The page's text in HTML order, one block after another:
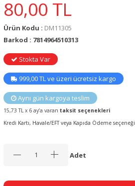
80,00 TL
Ürün Kodu : DM11305
Barkod : 7814964510313
Stokta Var
999,00 TL ve üzeri ücretsiz kargo
Aynı gün kargoya teslim
15,73 TL x 6 ay’a varan taksit seçenekleri
Kredi Kartı, Havale/EFT veya Kapıda Ödeme seçeneği
Adet